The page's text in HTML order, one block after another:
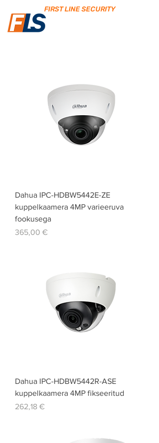
FIRST LINE SECURITY
Dahua IPC-HDBW5442E-ZE
kuppelkaamera 4MP varieeruva
fookusega
Price
365,00 €
Dahua IPC-HDBW5442R-ASE
kuppelkaamera 4MP fikseeritud
Price
262,18 €